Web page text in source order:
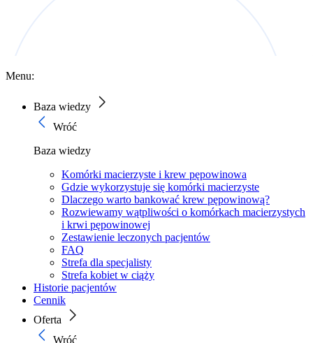
Menu:
Baza wiedzy
Wróć
Baza wiedzy
Komórki macierzyste i krew pępowinowa
Gdzie wykorzystuje się komórki macierzyste
Dlaczego warto bankować krew pępowinową?
Rozwiewamy wątpliwości o komórkach macierzystych
i krwi pępowinowej
Zestawienie leczonych pacjentów
FAQ
Strefa dla specjalisty
Strefa kobiet w ciąży
Historie pacjentów
Cennik
Oferta
Wróć